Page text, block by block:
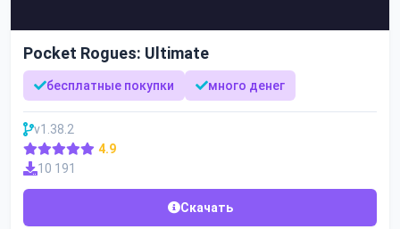
Pocket Rogues: Ultimate
бесплатные покупки много денег
v1.38.2
4.9
10 191
Скачать